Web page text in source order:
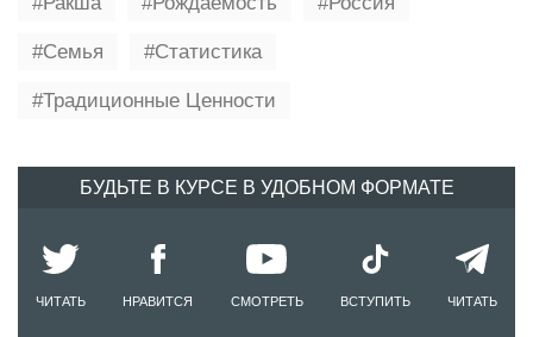
Семья Статистика
Традиционные Ценности
БУДЬТЕ В КУРСЕ В УДОБНОМ ФОРМАТЕ
ЧИТАТЬ НРАВИТСЯ СМОТРЕТЬ ВСТУПИТЬ ЧИТАТЬ